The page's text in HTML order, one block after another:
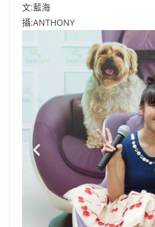
文:藍海
攝:ANTHONY